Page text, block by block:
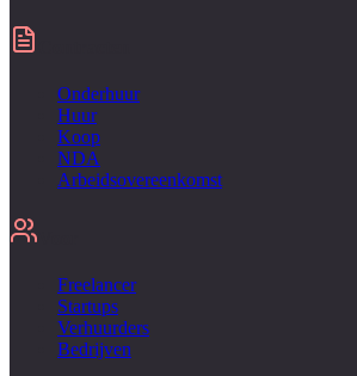
Onderhuur
Huur
Koop
NDA
Arbeidsovereenkomst
Freelancer
Startups
Verhuurders
Bedrijven